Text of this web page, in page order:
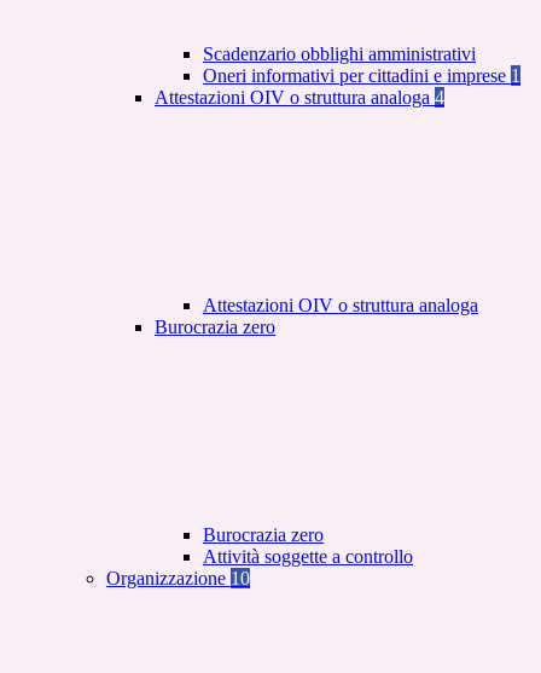
Scadenzario obblighi amministrativi
Oneri informativi per cittadini e imprese 1
Attestazioni OIV o struttura analoga 4
Attestazioni OIV o struttura analoga
Burocrazia zero
Burocrazia zero
Attività soggette a controllo
Organizzazione 10